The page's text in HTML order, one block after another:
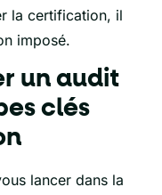
la certification, il
imposé.
un audit
clés
lancer dans la